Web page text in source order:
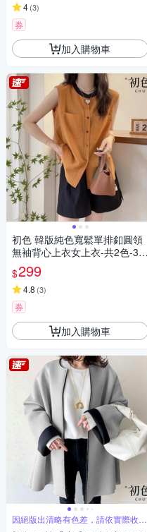
4(3)
券
加入購物車
初色 韓版純色寬鬆單排釦圓領
無袖背心上衣女上衣-共2色-36
305(M-3XL可選)
$299
4.8 (3)
券
加入購物車
因絕版出清略有色差，請依實際收到
商品為主